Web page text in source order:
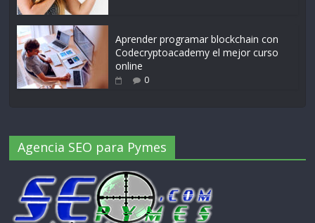
Aprender programar blockchain con
Codecryptoacademy el mejor curso
online
0
Agencia SEO para Pymes